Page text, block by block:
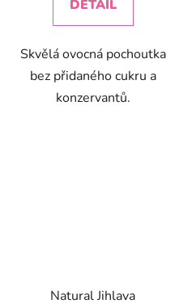
DETAIL
Skvělá ovocná pochoutka
bez přidaného cukru a
konzervantů.
Natural Jihlava